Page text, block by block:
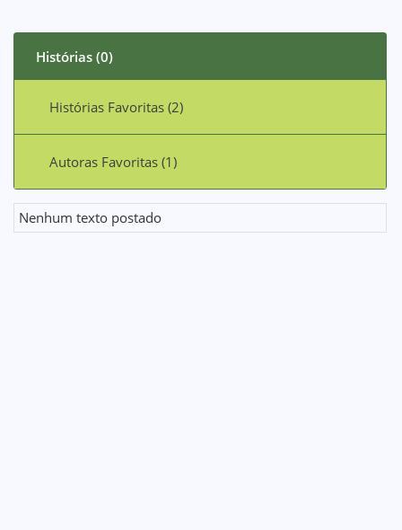
Histórias (0)
Histórias Favoritas (2)
Autoras Favoritas (1)
Nenhum texto postado